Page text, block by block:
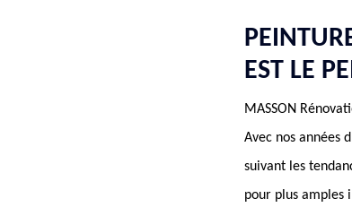
EST LE
MASSON
Avec nos années
suivant les
pour plus amples